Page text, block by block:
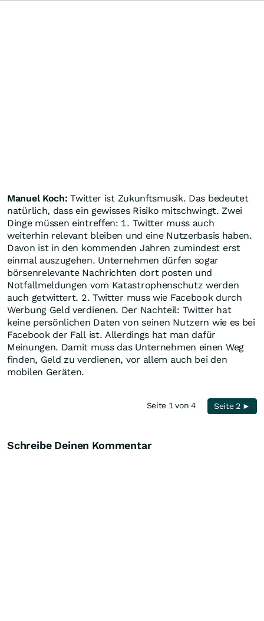
Manuel Koch: Twitter ist Zukunftsmusik. Das bedeutet
natürlich, dass ein gewisses Risiko mitschwingt. Zwei
Dinge müssen eintreffen: 1. Twitter muss auch
weiterhin relevant bleiben und eine Nutzerbasis haben.
Davon ist in den kommenden Jahren zumindest erst
einmal auszugehen. Unternehmen dürfen sogar
börsenrelevante Nachrichten dort posten und
Notfallmeldungen vom Katastrophenschutz werden
auch getwittert. 2. Twitter muss wie Facebook durch
Werbung Geld verdienen. Der Nachteil: Twitter hat
keine persönlichen Daten von seinen Nutzern wie es bei
Facebook der Fall ist. Allerdings hat man dafür
Meinungen. Damit muss das Unternehmen einen Weg
finden, Geld zu verdienen, vor allem auch bei den
mobilen Geräten.
Seite 1 von 4 Seite 2 ►
Schreibe Deinen Kommentar